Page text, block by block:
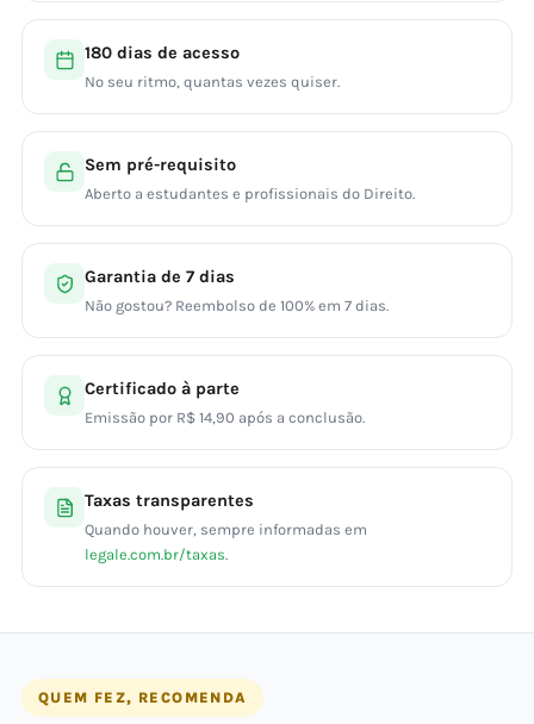
180 dias de acesso
No seu ritmo, quantas vezes quiser.
Sem pré-requisito
Aberto a estudantes e profissionais do Direito.
Garantia de 7 dias
Não gostou? Reembolso de 100% em 7 dias.
Certificado à parte
Emissão por R$ 14,90 após a conclusão.
Taxas transparentes
Quando houver, sempre informadas em
legale.com.br/taxas.
QUEM FEZ, RECOMENDA